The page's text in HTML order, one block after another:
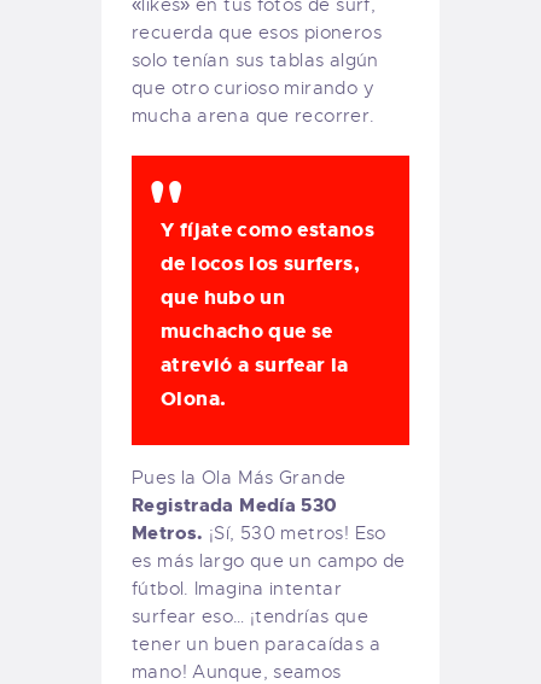
«likes» en tus fotos de surf,
recuerda que esos pioneros
solo tenían sus tablas algún
que otro curioso mirando y
mucha arena que recorrer.
Y fíjate como estanos
de locos los surfers,
que hubo un
muchacho que se
atrevió a surfear la
Olona.
Pues la Ola Más Grande
Registrada Medía 530
Metros. ¡Sí, 530 metros! Eso
es más largo que un campo de
fútbol. Imagina intentar
surfear eso… ¡tendrías que
tener un buen paracaídas a
mano! Aunque, seamos